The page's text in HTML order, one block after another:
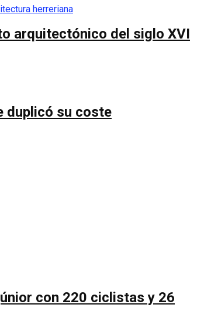
arquitectónico del siglo XVI
duplicó su coste
con 220 ciclistas y 26